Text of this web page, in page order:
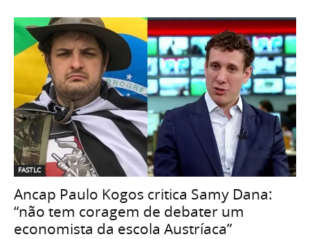
FASTLC
Ancap Paulo Kogos critica Samy Dana:
“não tem coragem de debater um
economista da escola Austríaca”